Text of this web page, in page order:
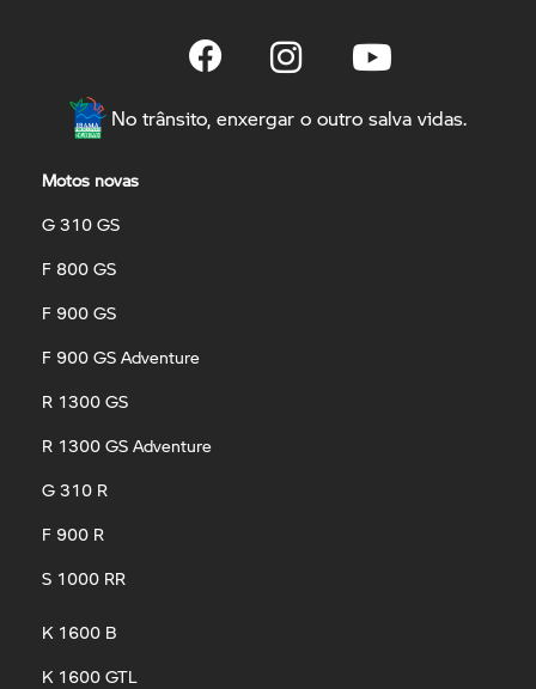
No trânsito, enxergar o outro salva vidas.
Motos novas
G 310 GS
F 800 GS
F 900 GS
F 900 GS Adventure
R 1300 GS
R 1300 GS Adventure
G 310 R
F 900 R
S 1000 RR
K 1600 B
K 1600 GTL